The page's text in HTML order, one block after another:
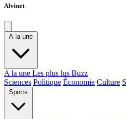
Alvinet
A la une
A la une Les plus lus Buzz
Sciences Politique Économie Culture
Sports